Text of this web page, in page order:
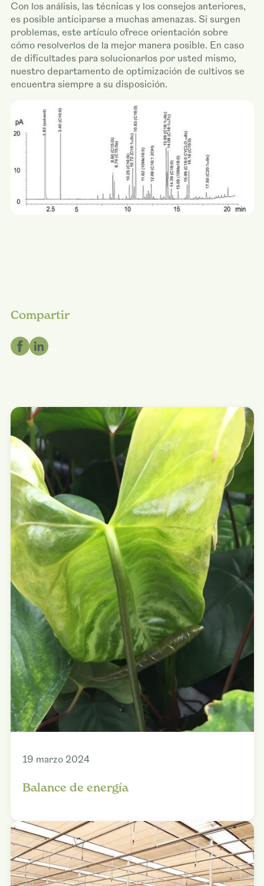
Con los análisis, las técnicas y los consejos anteriores,
es posible anticiparse a muchas amenazas. Si surgen
problemas, este artículo ofrece orientación sobre
cómo resolverlos de la mejor manera posible. En caso
de dificultades para solucionarlos por usted mismo,
nuestro departamento de optimización de cultivos se
encuentra siempre a su disposición.
Compartir
19 marzo 2024
Balance de energía